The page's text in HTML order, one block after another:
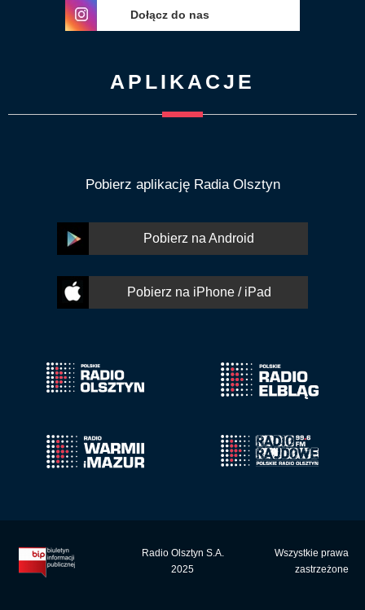
Dołącz do nas
APLIKACJE
Pobierz aplikację Radia Olsztyn
Pobierz na Android
Pobierz na iPhone / iPad
Radio Olsztyn S.A.
2025
Wszystkie prawa
zastrzeżone